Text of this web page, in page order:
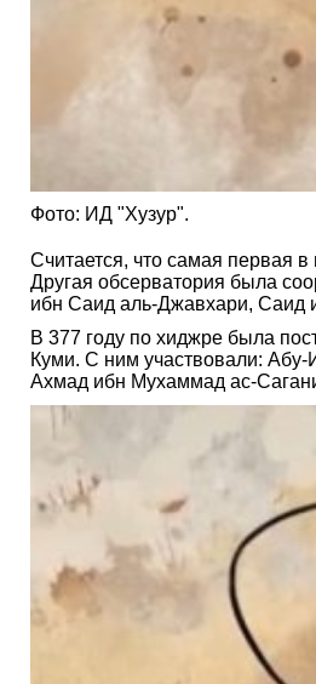
Фото: ИД "Хузур".
Считается, что самая первая
Другая обсерватория была
ибн Саид аль-Джавхари, Саид
В 377 году по хиджре была
Куми. С ним участвовали:
Ахмад ибн Мухаммад ас-